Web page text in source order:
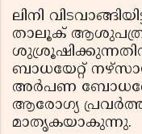
ലിനി
താലൂക്
ബാധയേറ്റ്
അര്‍പണ
ആരോഗ്യ
മാതൃകയാകുന്നു.